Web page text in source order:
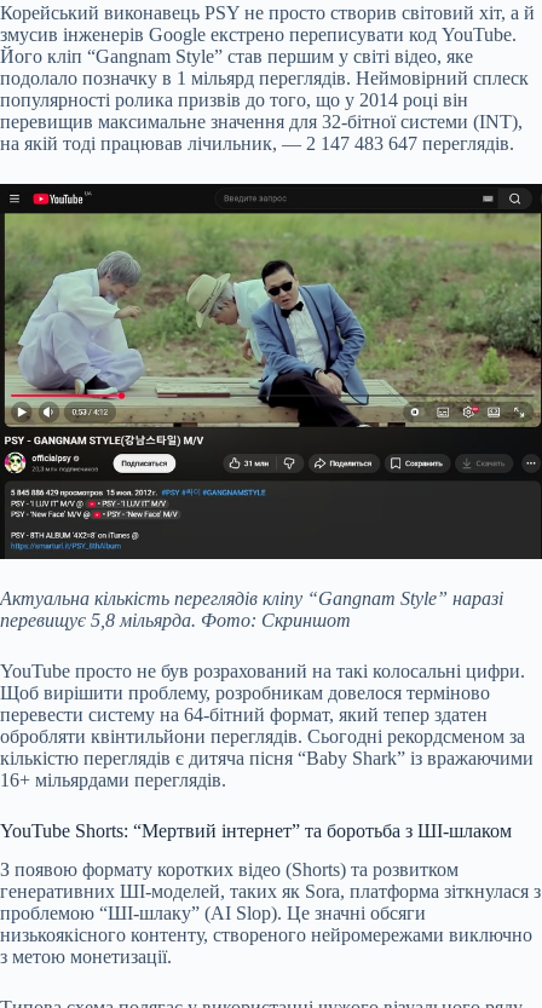
Корейський виконавець PSY не просто створив світовий хіт, а й
змусив інженерів Google екстрено переписувати код YouTube.
Його кліп “Gangnam Style” став першим у світі відео, яке
подолало позначку в 1 мільярд переглядів. Неймовірний сплеск
популярності ролика призвів до того, що у 2014 році він
перевищив максимальне значення для 32-бітної системи (INT),
на якій тоді працював лічильник, — 2 147 483 647 переглядів.
Актуальна кількість переглядів кліпу “Gangnam Style” наразі
перевищує 5,8 мільярда. Фото: Скриншот
YouTube просто не був розрахований на такі колосальні цифри.
Щоб вирішити проблему, розробникам довелося терміново
перевести систему на 64-бітний формат, який тепер здатен
обробляти квінтильйони переглядів. Сьогодні рекордсменом за
кількістю переглядів є дитяча пісня “Baby Shark” із вражаючими
16+ мільярдами переглядів.
YouTube Shorts: “Мертвий інтернет” та боротьба з ШІ-шлаком
З появою формату коротких відео (Shorts) та розвитком
генеративних ШІ-моделей, таких як Sora, платформа зіткнулася з
проблемою “ШІ-шлаку” (AI Slop). Це значні обсяги
низькоякісного контенту, створеного нейромережами виключно
з метою монетизації.